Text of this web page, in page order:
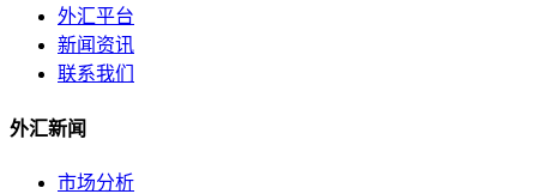
外汇平台
新闻资讯
联系我们
外汇新闻
市场分析